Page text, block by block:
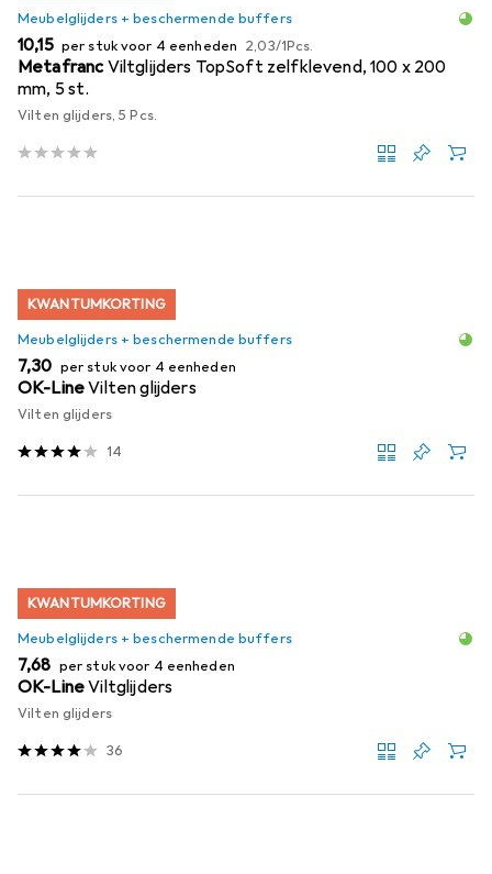
Meubelglijders + beschermende buffers
EUR
10,15 per stuk voor 4 eenheden EUR
2,03/1Pcs.
MetafrancViltglijders TopSoft zelfklevend, 100 x 200
mm, 5 st.
Vilten glijders, 5 Pcs.
KWANTUMKORTING
Meubelglijders + beschermende buffers
EUR
7,30 per stuk voor 4 eenheden
OK-LineVilten glijders
Vilten glijders
14
KWANTUMKORTING
Meubelglijders + beschermende buffers
EUR
7,68 per stuk voor 4 eenheden
OK-LineViltglijders
Vilten glijders
36